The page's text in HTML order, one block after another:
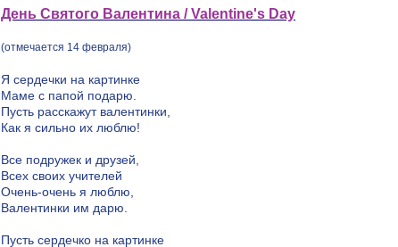
День Святого Валентина / Valentine's Day
(отмечается 14 февраля)
Я сердечки на картинке
Маме с папой подарю.
Пусть расскажут валентинки,
Как я сильно их люблю!
Все подружек и друзей,
Всех своих учителей
Очень-очень я люблю,
Валентинки им дарю.
Пусть сердечко на картинке